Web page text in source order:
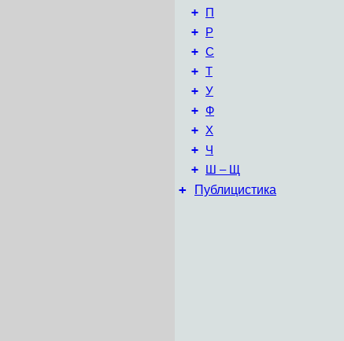
+ П
+ Р
+ С
+ Т
+ У
+ Ф
+ Х
+ Ч
+ Ш – Щ
+ Публицистика